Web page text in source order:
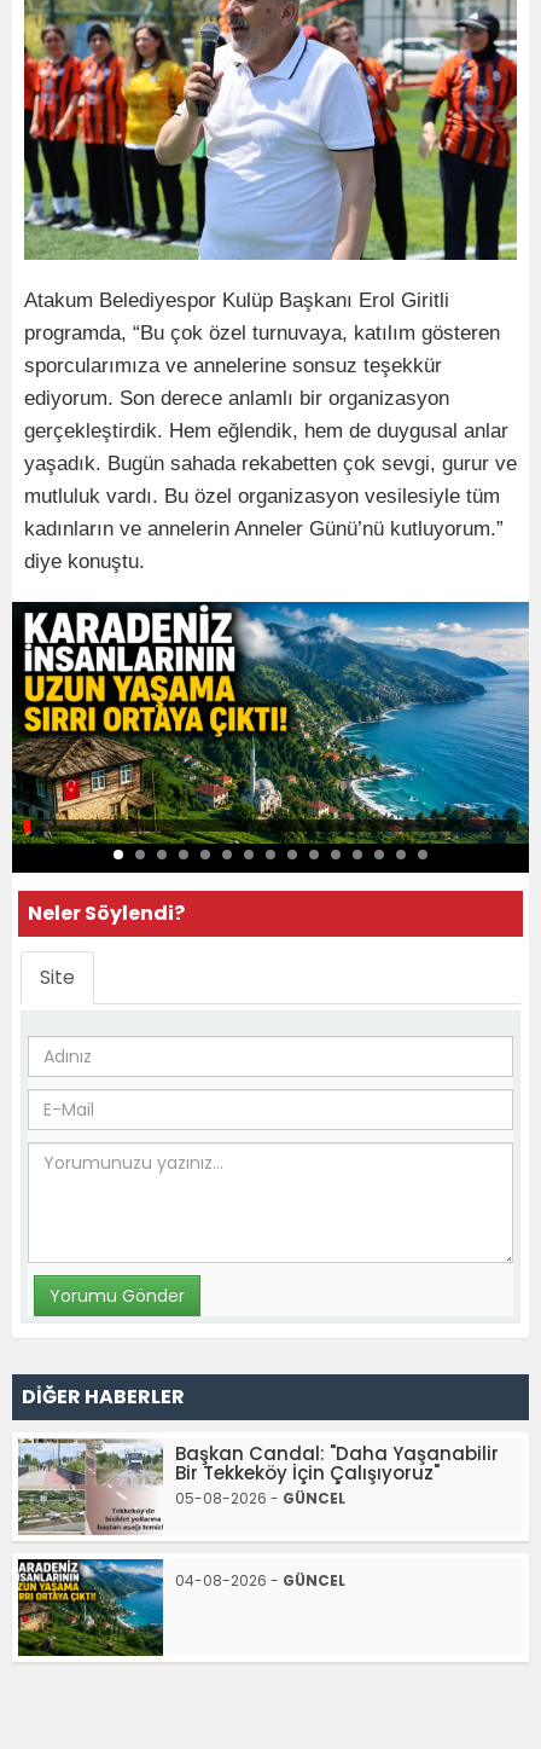
Atakum Belediyespor Kulüp Başkanı Erol Giritli
programda, “Bu çok özel turnuvaya, katılım gösteren
sporcularımıza ve annelerine sonsuz teşekkür
ediyorum. Son derece anlamlı bir organizasyon
gerçekleştirdik. Hem eğlendik, hem de duygusal anlar
yaşadık. Bugün sahada rekabetten çok sevgi, gurur ve
mutluluk vardı. Bu özel organizasyon vesilesiyle tüm
kadınların ve annelerin Anneler Günü’nü kutluyorum.”
diye konuştu.
Neler Söylendi?
Site
DİĞER HABERLER
Başkan Candal: "Daha Yaşanabilir
Bir Tekkeköy İçin Çalışıyoruz"
05-08-2026 - GÜNCEL
04-08-2026 - GÜNCEL